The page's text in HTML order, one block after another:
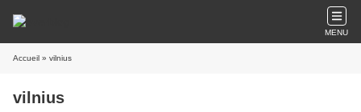
MENU
Accueil » vilnius
vilnius